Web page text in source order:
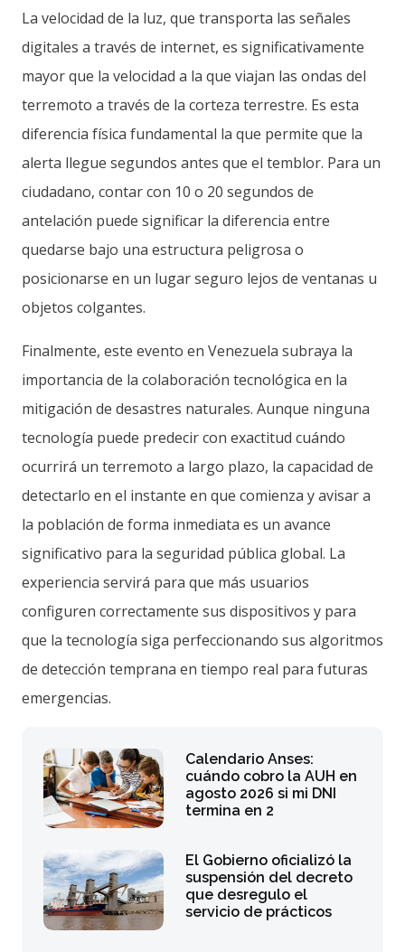
La velocidad de la luz, que transporta las señales
digitales a través de internet, es significativamente
mayor que la velocidad a la que viajan las ondas del
terremoto a través de la corteza terrestre. Es esta
diferencia física fundamental la que permite que la
alerta llegue segundos antes que el temblor. Para un
ciudadano, contar con 10 o 20 segundos de
antelación puede significar la diferencia entre
quedarse bajo una estructura peligrosa o
posicionarse en un lugar seguro lejos de ventanas u
objetos colgantes.
Finalmente, este evento en Venezuela subraya la
importancia de la colaboración tecnológica en la
mitigación de desastres naturales. Aunque ninguna
tecnología puede predecir con exactitud cuándo
ocurrirá un terremoto a largo plazo, la capacidad de
detectarlo en el instante en que comienza y avisar a
la población de forma inmediata es un avance
significativo para la seguridad pública global. La
experiencia servirá para que más usuarios
configuren correctamente sus dispositivos y para
que la tecnología siga perfeccionando sus algoritmos
de detección temprana en tiempo real para futuras
emergencias.
Calendario Anses:
cuándo cobro la AUH en
agosto 2026 si mi DNI
termina en 2
El Gobierno oficializó la
suspensión del decreto
que desregulo el
servicio de prácticos